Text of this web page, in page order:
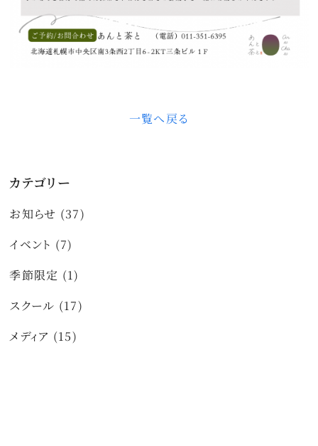
一覧へ戻る
カテゴリー
お知らせ (37)
イベント (7)
季節限定 (1)
スクール (17)
メディア (15)